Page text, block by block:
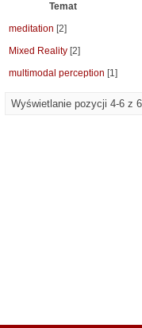
Temat
meditation [2]
Mixed Reality [2]
multimodal perception [1]
Wyświetlanie pozycji 4-6 z 6